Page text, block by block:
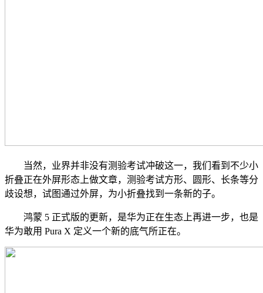
当然，业界并非没有测验考试冲破这一，我们看到不少小
折叠正在外屏形态上做文章，测验考试方形、圆形、长条等分
歧设想，试图通过外屏，为小折叠找到一条新的子。
鸿蒙 5 正式版的更新，是华为正在生态上再进一步，也是
华为敢用 Pura X 定义一个新的底气所正在。